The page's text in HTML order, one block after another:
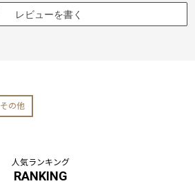
レビューを書く
その他
人気ランキング
RANKING